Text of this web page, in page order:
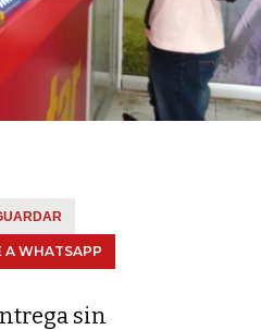
A WHATSAPP
sin